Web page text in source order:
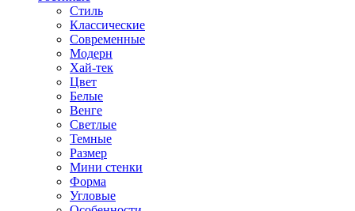
Стиль
Классические
Современные
Модерн
Хай-тек
Цвет
Белые
Венге
Светлые
Темные
Размер
Мини стенки
Форма
Угловые